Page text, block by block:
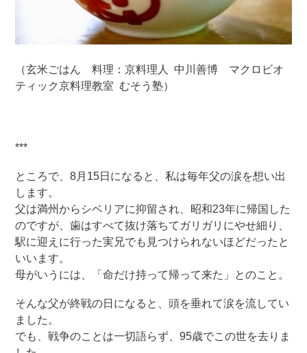
（玄米ごはん 料理：京料理人 中川善博 マクロビオ
ティック京料理教室 むそう塾）
***
ところで、8月15日になると、私は毎年父の涙を想い出
します。
父は満州からシベリアに抑留され、昭和23年に帰国した
のですが、歯はすべて抜け落ちてガリガリにやせ細り、
駅に迎えに行った実兄でも見つけられないほどだったと
いいます。
母がいうには、「命だけ持って帰って来た」とのこと。
そんな父が終戦の日になると、頭を垂れて涙を流してい
ました。
でも、戦争のことは一切語らず、95歳でこの世を去りま